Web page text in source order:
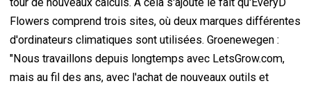
Flowers comprend trois sites, où deux marques différentes
d'ordinateurs climatiques sont utilisées. Groenewegen :
"Nous travaillons depuis longtemps avec LetsGrow.com,
mais au fil des ans, avec l'achat de nouveaux outils et